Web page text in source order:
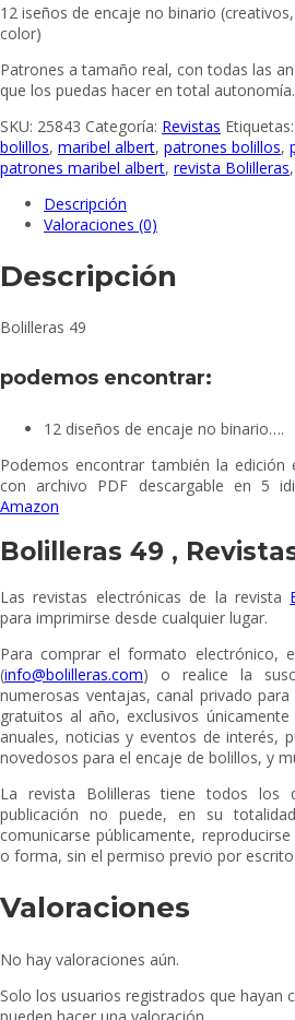
12 iseños de encaje no binario
color)
Patrones a tamaño real, con todas las
que los puedas hacer en total
SKU: 25843 Categoría: Revistas Etiquetas:
bolillos, maribel albert, patrones bolillos,
patrones maribel albert, revista Bolilleras,
Descripción
Valoraciones (0)
Descripción
Bolilleras 49
podemos encontrar:
12 diseños de encaje no binario….
Podemos encontrar también la
con archivo PDF descargable en 5
Amazon
Bolilleras 49 ,
Las revistas electrónicas de la revista
para imprimirse desde cualquier lugar.
Para comprar el formato electrónico,
(info@bolilleras.com) o realice la
numerosas ventajas, canal privado
gratuitos al año, exclusivos
anuales, noticias y eventos de interés,
novedosos para el encaje de bolillos, y
La revista Bolilleras tiene todos los
publicación no puede, en su
comunicarse públicamente,
o forma, sin el permiso previo por
Valoraciones
No hay valoraciones aún.
Solo los usuarios registrados que hayan
pueden hacer una valoración.